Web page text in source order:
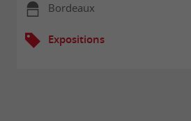
Bordeaux
Expositions